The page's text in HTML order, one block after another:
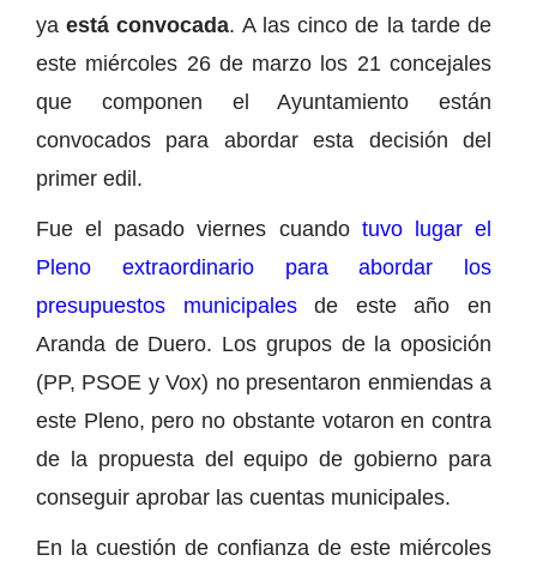
yaestá convocada. A las cinco de la tarde de
este miércoles 26 de marzo los 21 concejales
que componen el Ayuntamiento están
convocados para abordar esta decisión del
primer edil.
Fue el pasado viernes cuandotuvo lugar el
Pleno extraordinario para abordar los
presupuestos municipalesde este año en
Aranda de Duero. Los grupos de la oposición
(PP, PSOE y Vox) no presentaron enmiendas a
este Pleno, pero no obstante votaron en contra
de la propuesta del equipo de gobierno para
conseguir aprobar las cuentas municipales.
En la cuestión de confianza de este miércoles